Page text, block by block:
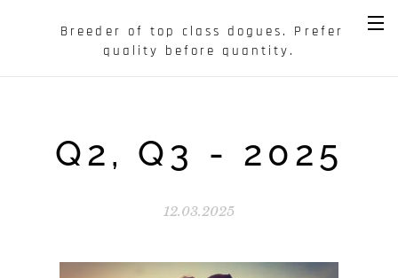
Breeder of top class dogues. Prefer
quality before quantity.
Q2, Q3 - 2025
12.03.2025